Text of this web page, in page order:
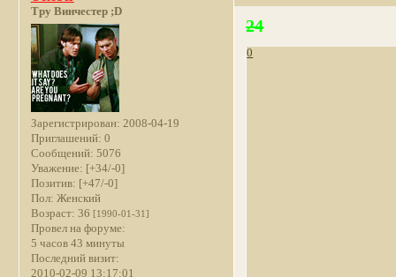
Тру Винчестер ;D
Зарегистрирован: 2008-04-19
Приглашений: 0
Сообщений: 5076
Уважение: [+34/-0]
Позитив: [+47/-0]
Пол: Женский
Возраст: 36 [1990-01-31]
Провел на форуме:
5 часов 43 минуты
Последний визит:
2010-02-09 13:17:01
24
0